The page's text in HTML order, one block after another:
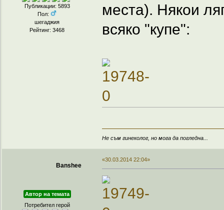
Публикации: 5893
Пол:
шегаджия
Рейтинг: 3468
места). Някои
всяко "купе":
Не съм гинеколог, но мога да погледна...
Banshee
Автор на темата
Потребител герой
«30.03.2014 22:04»